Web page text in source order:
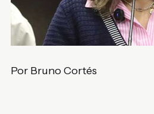
Por Bruno Cortés